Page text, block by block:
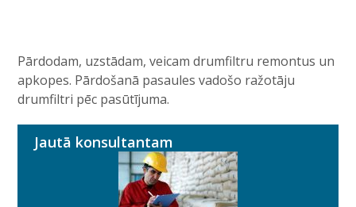
Pārdodam, uzstādam, veicam drumfiltru remontus un
apkopes. Pārdošanā pasaules vadošo ražotāju
drumfiltri pēc pasūtījuma.
Jautā konsultantam